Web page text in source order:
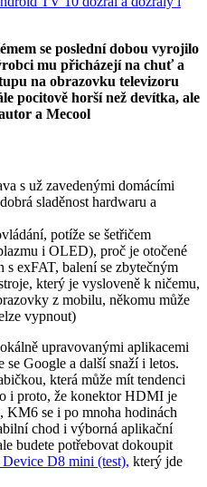
se poslední dobou vyrojilo
mu přicházejí na chuť a
na obrazovku televizoru
pocitově horší než devítka, ale
a Mecool
s už zavedenými domácími
sladěnost hardwaru a
potíže se šetřičem
i OLED), proč je otočené
exFAT, balení se zbytečným
který je vysloveně k ničemu,
z mobilu, někomu může
vypnout)
upravovanými aplikacemi
Google a další snaží i letos.
která může mít tendenci
i proto, že konektor HDMI je
KM6 se i po mnoha hodinách
chod i výborná aplikační
budete potřebovat dokoupit
Device D8 mini (test), který jde